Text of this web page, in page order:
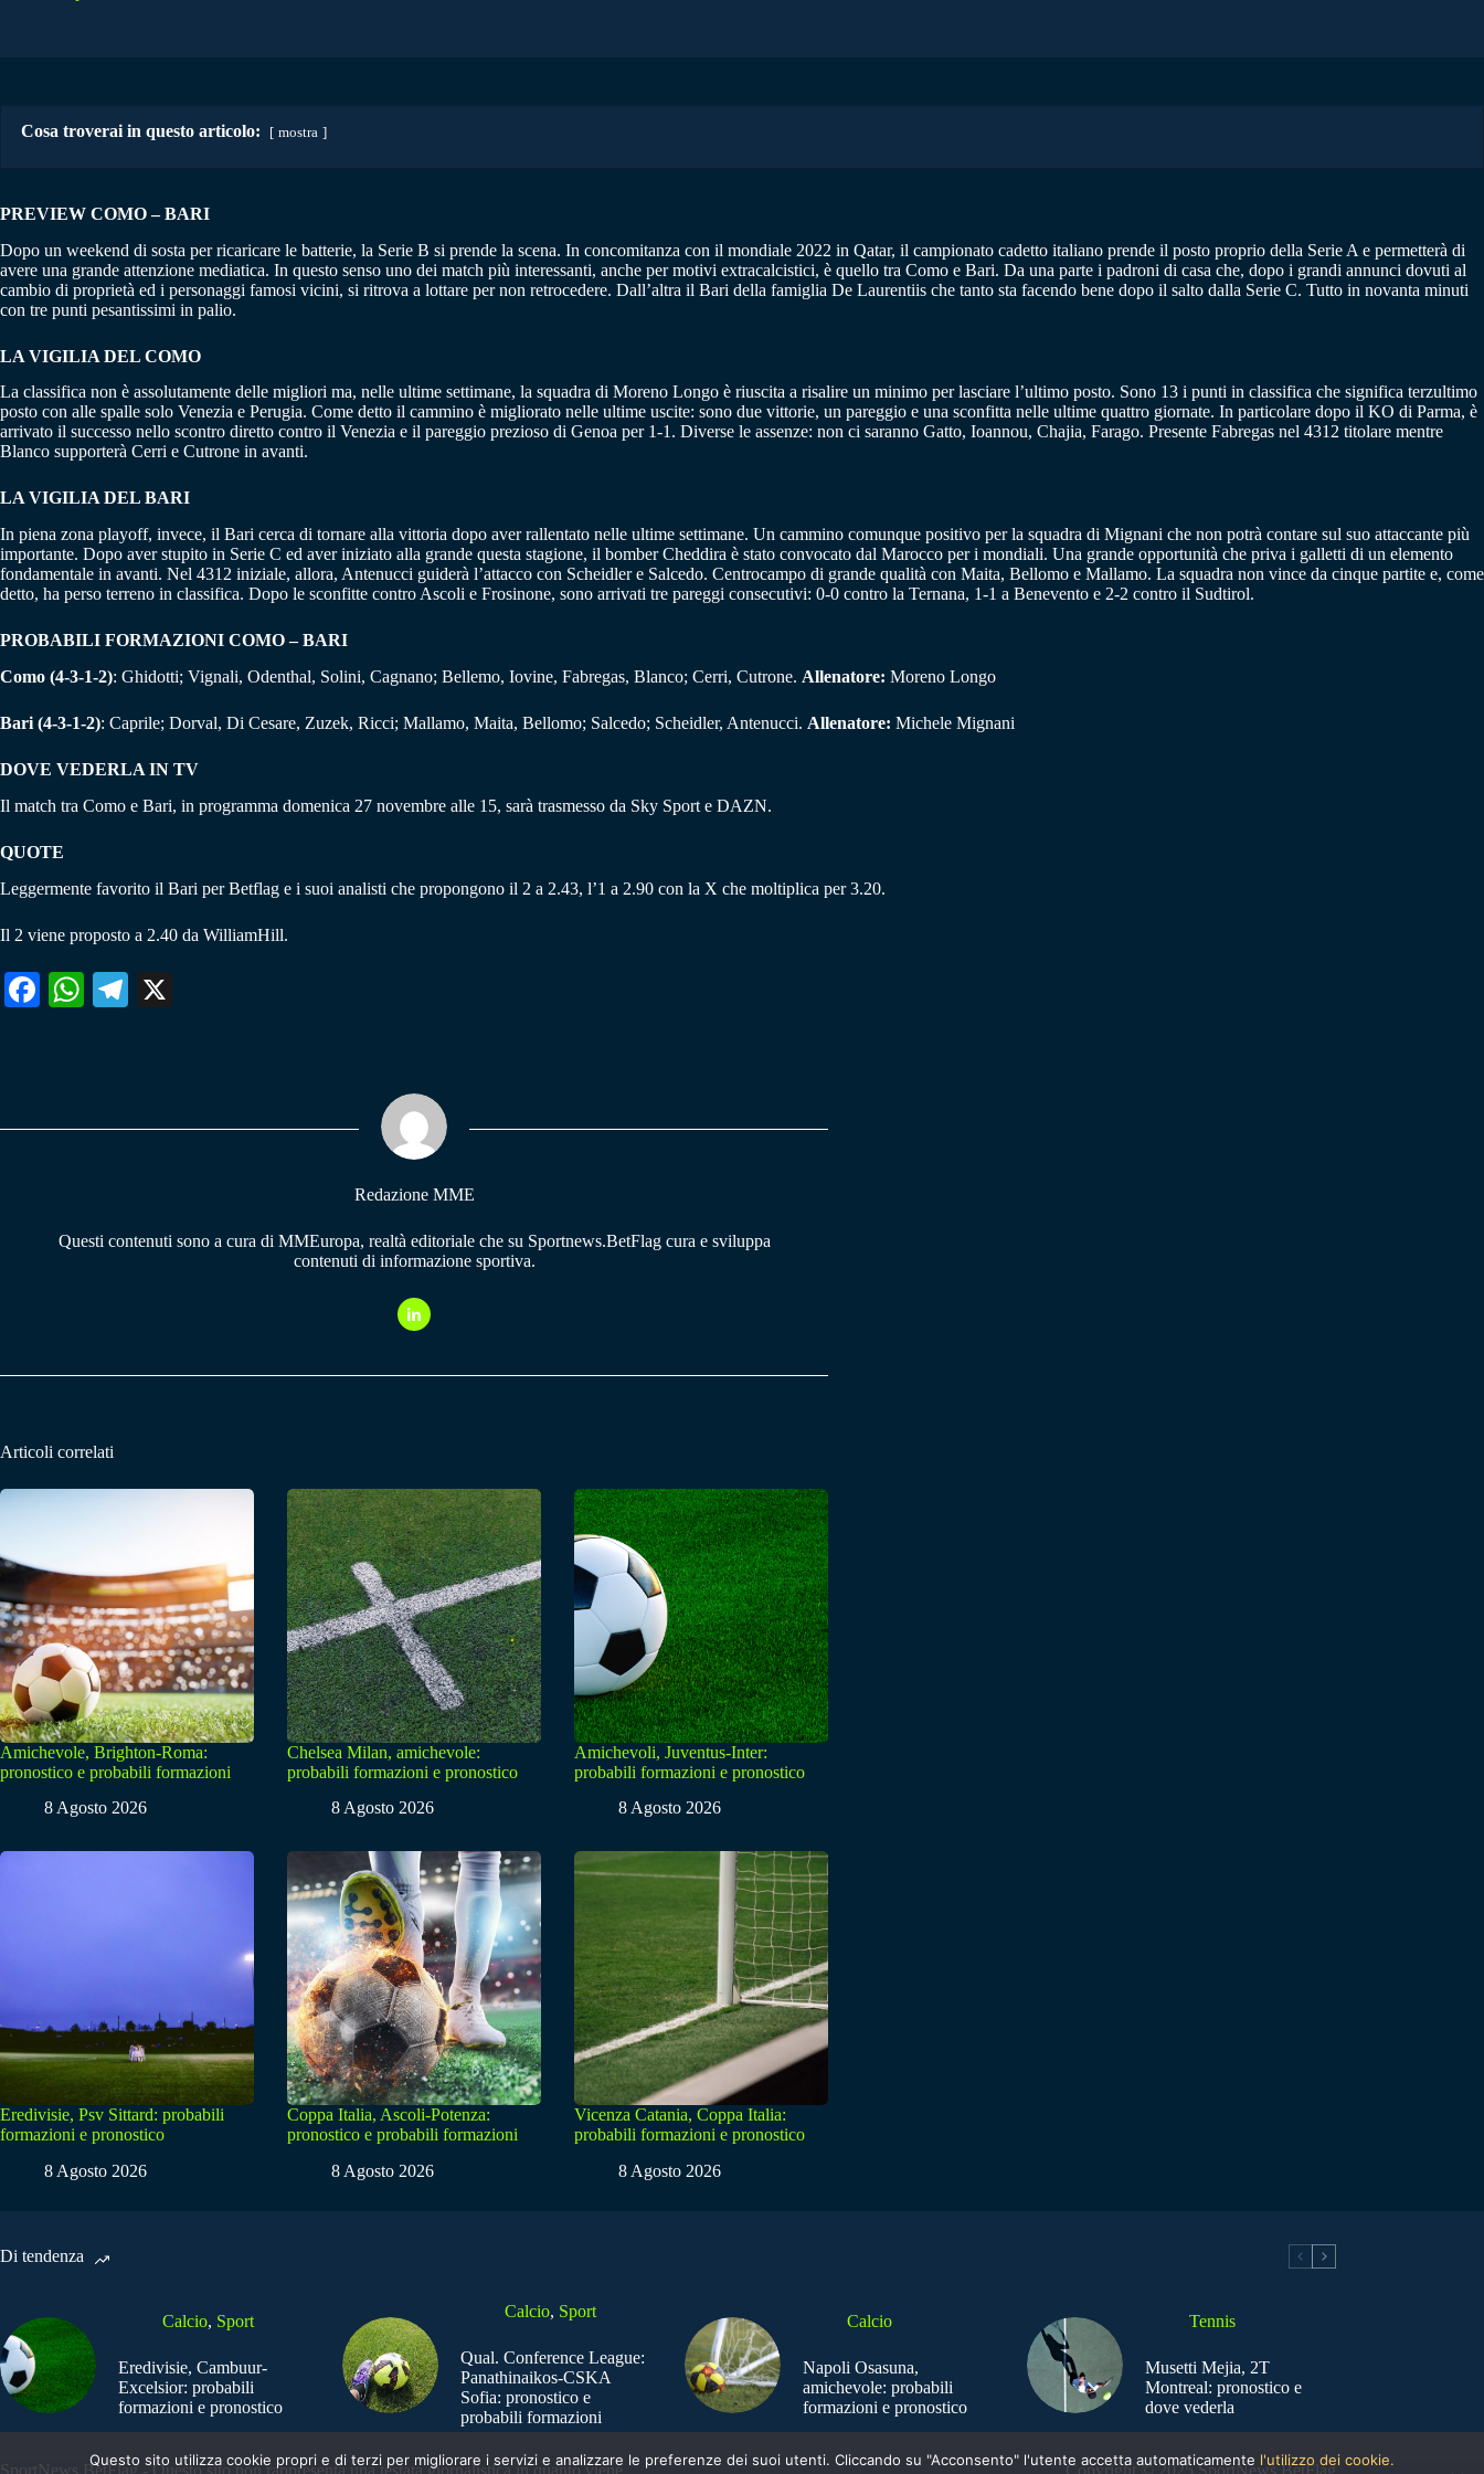
Cosa troverai in questo articolo: mostra
PREVIEW COMO – BARI
Dopo un weekend di sosta per ricaricare le batterie, la Serie B si prende la scena. In concomitanza con il mondiale 2022 in Qatar, il campionato cadetto italiano prende il posto proprio della Serie A e permetterà di
avere una grande attenzione mediatica. In questo senso uno dei match più interessanti, anche per motivi extracalcistici, è quello tra Como e Bari. Da una parte i padroni di casa che, dopo i grandi annunci dovuti al
cambio di proprietà ed i personaggi famosi vicini, si ritrova a lottare per non retrocedere. Dall’altra il Bari della famiglia De Laurentiis che tanto sta facendo bene dopo il salto dalla Serie C. Tutto in novanta minuti
con tre punti pesantissimi in palio.
LA VIGILIA DEL COMO
La classifica non è assolutamente delle migliori ma, nelle ultime settimane, la squadra di Moreno Longo è riuscita a risalire un minimo per lasciare l’ultimo posto. Sono 13 i punti in classifica che significa terzultimo
posto con alle spalle solo Venezia e Perugia. Come detto il cammino è migliorato nelle ultime uscite: sono due vittorie, un pareggio e una sconfitta nelle ultime quattro giornate. In particolare dopo il KO di Parma, è
arrivato il successo nello scontro diretto contro il Venezia e il pareggio prezioso di Genoa per 1-1. Diverse le assenze: non ci saranno Gatto, Ioannou, Chajia, Farago. Presente Fabregas nel 4312 titolare mentre
Blanco supporterà Cerri e Cutrone in avanti.
LA VIGILIA DEL BARI
In piena zona playoff, invece, il Bari cerca di tornare alla vittoria dopo aver rallentato nelle ultime settimane. Un cammino comunque positivo per la squadra di Mignani che non potrà contare sul suo attaccante più
importante. Dopo aver stupito in Serie C ed aver iniziato alla grande questa stagione, il bomber Cheddira è stato convocato dal Marocco per i mondiali. Una grande opportunità che priva i galletti di un elemento
fondamentale in avanti. Nel 4312 iniziale, allora, Antenucci guiderà l’attacco con Scheidler e Salcedo. Centrocampo di grande qualità con Maita, Bellomo e Mallamo. La squadra non vince da cinque partite e, come
detto, ha perso terreno in classifica. Dopo le sconfitte contro Ascoli e Frosinone, sono arrivati tre pareggi consecutivi: 0-0 contro la Ternana, 1-1 a Benevento e 2-2 contro il Sudtirol.
PROBABILI FORMAZIONI COMO – BARI
Como (4-3-1-2): Ghidotti; Vignali, Odenthal, Solini, Cagnano; Bellemo, Iovine, Fabregas, Blanco; Cerri, Cutrone. Allenatore: Moreno Longo
Bari (4-3-1-2): Caprile; Dorval, Di Cesare, Zuzek, Ricci; Mallamo, Maita, Bellomo; Salcedo; Scheidler, Antenucci. Allenatore: Michele Mignani
DOVE VEDERLA IN TV
Il match tra Como e Bari, in programma domenica 27 novembre alle 15, sarà trasmesso da Sky Sport e DAZN.
QUOTE
Leggermente favorito il Bari per Betflag e i suoi analisti che propongono il 2 a 2.43, l’1 a 2.90 con la X che moltiplica per 3.20.
Il 2 viene proposto a 2.40 da WilliamHill.
Fa W
pp
Te
m
Redazione MME
Questi contenuti sono a cura di MMEuropa, realtà editoriale che su Sportnews.BetFlag cura e sviluppa
contenuti di informazione sportiva.
Articoli correlati
Amichevole, Brighton-Roma:
pronostico e probabili formazioni
8 Agosto 2026
Chelsea Milan, amichevole:
probabili formazioni e pronostico
8 Agosto 2026
Amichevoli, Juventus-Inter:
probabili formazioni e pronostico
8 Agosto 2026
Eredivisie, Psv Sittard: probabili
formazioni e pronostico
8 Agosto 2026
Coppa Italia, Ascoli-Potenza:
pronostico e probabili formazioni
8 Agosto 2026
Vicenza Catania, Coppa Italia:
probabili formazioni e pronostico
8 Agosto 2026
Di tendenza
Calcio, Sport
Eredivisie, Cambuur-
Excelsior: probabili
formazioni e pronostico
Calcio, Sport
Qual. Conference League:
Panathinaikos-CSKA
Sofia: pronostico e
probabili formazioni
Calcio
Napoli Osasuna,
amichevole: probabili
formazioni e pronostico
Tennis
Musetti Mejia, 2T
Montreal: pronostico e
dove vederla
Questo sito utilizza cookie propri e di terzi per migliorare i servizi e analizzare le preferenze dei suoi utenti. Cliccando su "Acconsento" l'utente accetta automaticamente l'utilizzo dei cookie.